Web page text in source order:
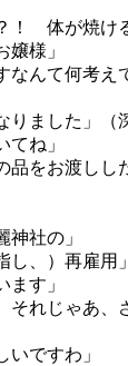
！ 体が焼け
嬢様」
なんて何考
りました」（
てね」
品をお渡し
神社の」
し、）再雇用」
ます」
それじゃあ
いですわ」